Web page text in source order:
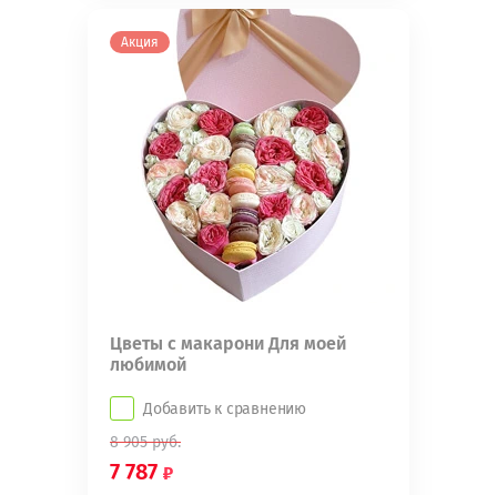
Акция
Цветы с макарони Для моей
любимой
Добавить к сравнению
8 905руб.
7 787